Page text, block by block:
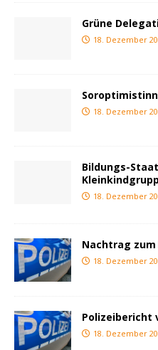
Grüne
18. Dezember
18. Dezember
Bildungs-
18. Dezember
Nachtrag zum
18. Dezember
Polizeibericht
18. Dezember